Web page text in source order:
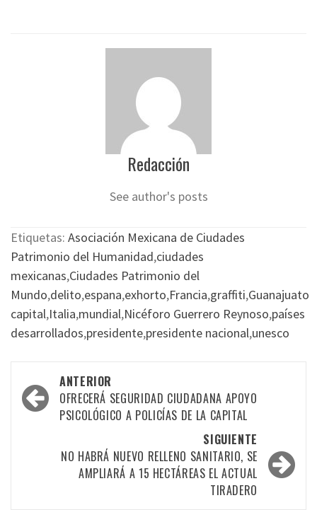
Redacción
See author's posts
Etiquetas: Asociación Mexicana de Ciudades
Patrimonio del Humanidad,ciudades
mexicanas,Ciudades Patrimonio del
Mundo,delito,espana,exhorto,Francia,graffiti,Guanajuato
capital,Italia,mundial,Nicéforo Guerrero Reynoso,países
desarrollados,presidente,presidente nacional,unesco
Navegación
por
entradas
ANTERIOR
OFRECERÁ SEGURIDAD CIUDADANA APOYO
PSICOLÓGICO A POLICÍAS DE LA CAPITAL
SIGUIENTE
NO HABRÁ NUEVO RELLENO SANITARIO, SE
AMPLIARÁ A 15 HECTÁREAS EL ACTUAL
TIRADERO